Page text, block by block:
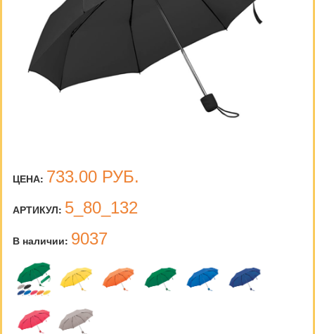
ЦЕНА: 733.00 РУБ.
АРТИКУЛ: 5_80_132
В наличии: 9037